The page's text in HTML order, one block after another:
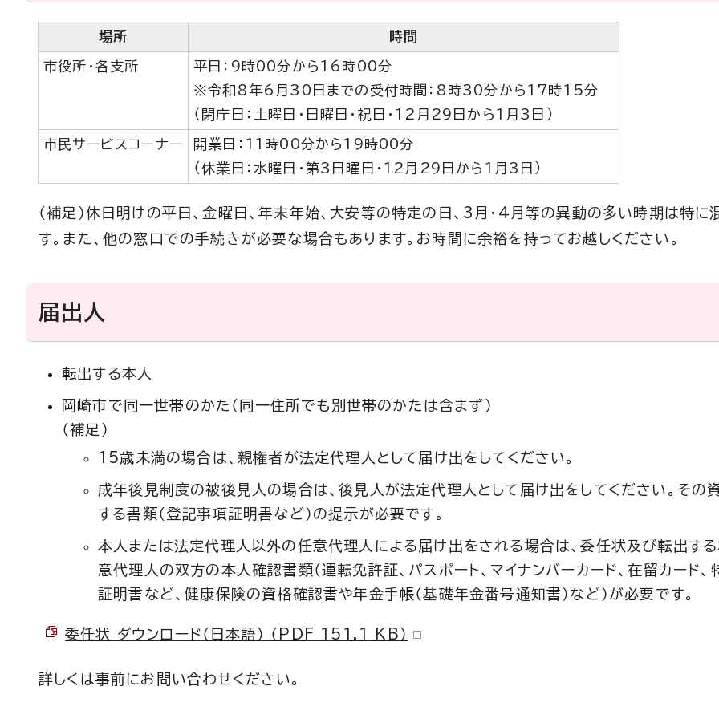
場所 時間
市役所・各支所
平日：9時00分から16時00分
※令和8年6月30日までの受付時間：8時30分から17時15分
（閉庁日：土曜日・日曜日・祝日・12月29日から1月3日）
市民サービスコーナー
開業日：11時00分から19時00分
（休業日：水曜日・第3日曜日・12月29日から1月3日）
（補足）休日明けの平日、金曜日、年末年始、大安等の特定の日、3月・4月等の異動の多い時期は特に
す。また、他の窓口での手続きが必要な場合もあります。お時間に余裕を持ってお越しください。
届出人
転出する本人
岡崎市で同一世帯のかた（同一住所でも別世帯のかたは含まず）
（補足）
15歳未満の場合は、親権者が法定代理人として届け出をしてください。
成年後見制度の被後見人の場合は、後見人が法定代理人として届け出をしてください。その
する書類（登記事項証明書など）の提示が必要です。
本人または法定代理人以外の任意代理人による届け出をされる場合は、委任状及び転出す
意代理人の双方の本人確認書類（運転免許証、パスポート、マイナンバーカード、在留カード、
証明書など、健康保険の資格確認書や年金手帳（基礎年金番号通知書）など）が必要です。
委任状 ダウンロード（日本語） （PDF 151.1 KB）
詳しくは事前にお問い合わせください。